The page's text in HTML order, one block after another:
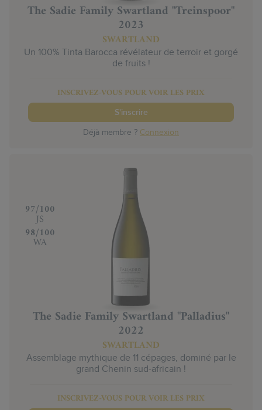
The Sadie Family Swartland "Treinspoor"
2023
SWARTLAND
Un 100% Tinta Barocca révélateur de terroir et gorgé
de fruits !
INSCRIVEZ-VOUS POUR VOIR LES PRIX
S'inscrire
Déjà membre ? Connexion
‍97/100
JS
‍98/100
WA
The Sadie Family Swartland "Palladius"
2022
SWARTLAND
Assemblage mythique de 11 cépages, dominé par le
grand Chenin sud-africain !
INSCRIVEZ-VOUS POUR VOIR LES PRIX